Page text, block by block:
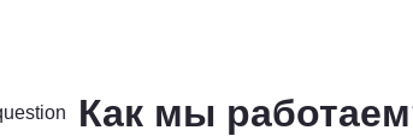
Как мы